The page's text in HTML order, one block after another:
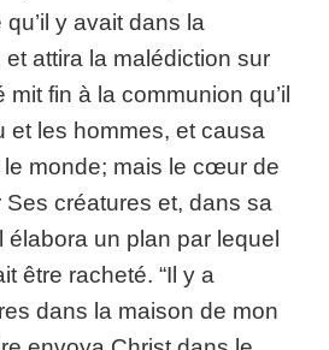
qu’il y avait dans la
attira la malédiction sur
mit fin à la communion qu’il
et les hommes, et causa
monde; mais le cœur de
créatures et, dans sa
un plan par lequel
être racheté. “Il y a
dans la maison de mon